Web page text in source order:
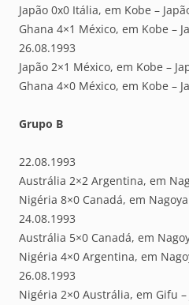
Japão 0x0 Itália, em Kobe –
Ghana 4×1 México, em Kobe –
26.08.1993
Japão 2×1 México, em Kobe –
Ghana 4×0 México, em Kobe –
Grupo B
22.08.1993
Austrália 2×2 Argentina, em
Nigéria 8×0 Canadá, em Nagoya
24.08.1993
Austrália 5×0 Canadá, em
Nigéria 4×0 Argentina, em
26.08.1993
Nigéria 2×0 Austrália, em Gifu –